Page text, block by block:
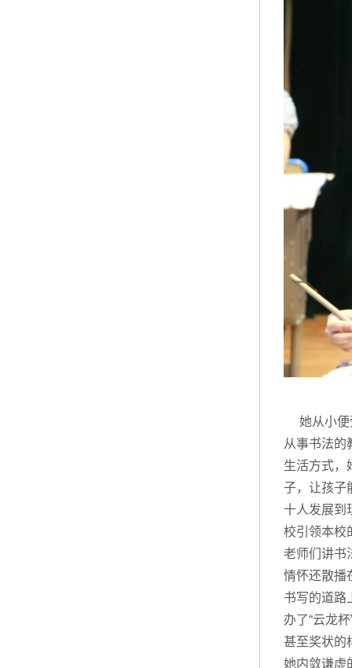
她从小便
从事书法的
生活方式，
子，让孩子
十人发展到
校引领本校
老师们讲书
情怀还散播
书写的道路
办了“云龙
甚至奖状的
她内敛谦虚